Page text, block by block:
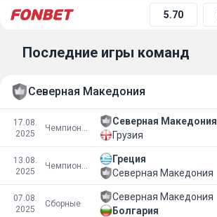
5.70
Последние игры команд
Северная Македония
17.08.
2025
Чемпионат Европы
Северная Македония
Грузия
13.08.
2025
Чемпионат Европы
Греция
Северная Македония
07.08.
2025
Сборные
Северная Македония
Болгария